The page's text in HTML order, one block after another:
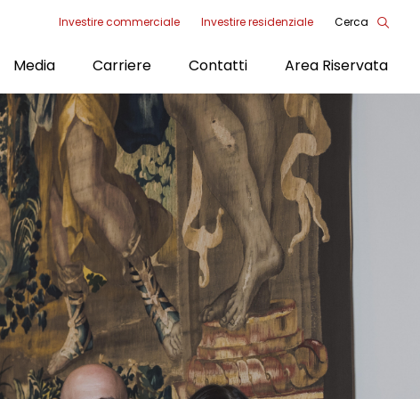
Menu
Tools
Investire commerciale Investire residenziale Cerca
Media Carriere Contatti Area Riservata